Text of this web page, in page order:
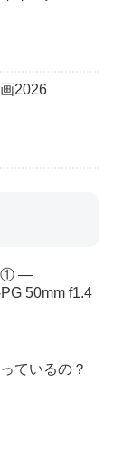
2026
① ―
50mm f1.4
ているの？